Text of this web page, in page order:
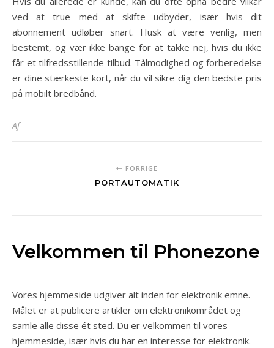
ved at true med at skifte udbyder, især hvis dit
abonnement udløber snart. Husk at være venlig, men
bestemt, og vær ikke bange for at takke nej, hvis du ikke
får et tilfredsstillende tilbud. Tålmodighed og forberedelse
er dine stærkeste kort, når du vil sikre dig den bedste pris
på mobilt bredbånd.
Af
FORRIGE
PORTAUTOMATIK
Velkommen til Phonezone
Vores hjemmeside udgiver alt inden for elektronik emne.
Målet er at publicere artikler om elektronikområdet og
samle alle disse ét sted. Du er velkommen til vores
hjemmeside, især hvis du har en interesse for elektronik.